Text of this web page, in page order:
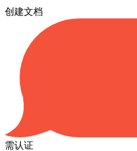
创建文档
需认证